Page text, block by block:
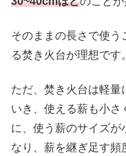
そのままの長さで使う
る焚き火台が理想です。
ただ、焚き火台は軽量
いき、使える薪も小
に、使う薪のサイズが
なり、薪を継ぎ足す頻